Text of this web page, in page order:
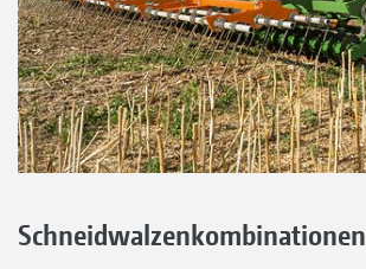
Schneidwalzenkombinationen